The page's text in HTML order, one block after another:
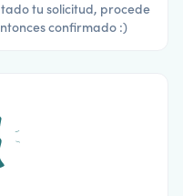
tu solicitud, procede
confirmado :)